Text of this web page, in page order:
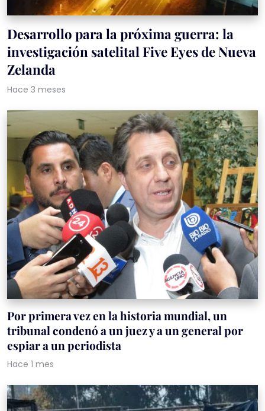
Desarrollo para la próxima guerra: la
investigación satelital Five Eyes de Nueva
Zelanda
Hace 3 meses
Por primera vez en la historia mundial, un
tribunal condenó a un juez y a un general por
espiar a un periodista
Hace 1 mes